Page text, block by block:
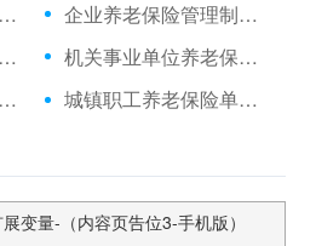
谈企业养老保险档案信息化管理
企业养老保险管理制度创新建议
全民医保制国家疫情应对保险作用分析
机关事业单位养老保险经办机构风险控制
企业职工养老保险关系的管理与对策
城镇职工养老保险单位缴费率测算
变量-（内容页告位3-手机版）